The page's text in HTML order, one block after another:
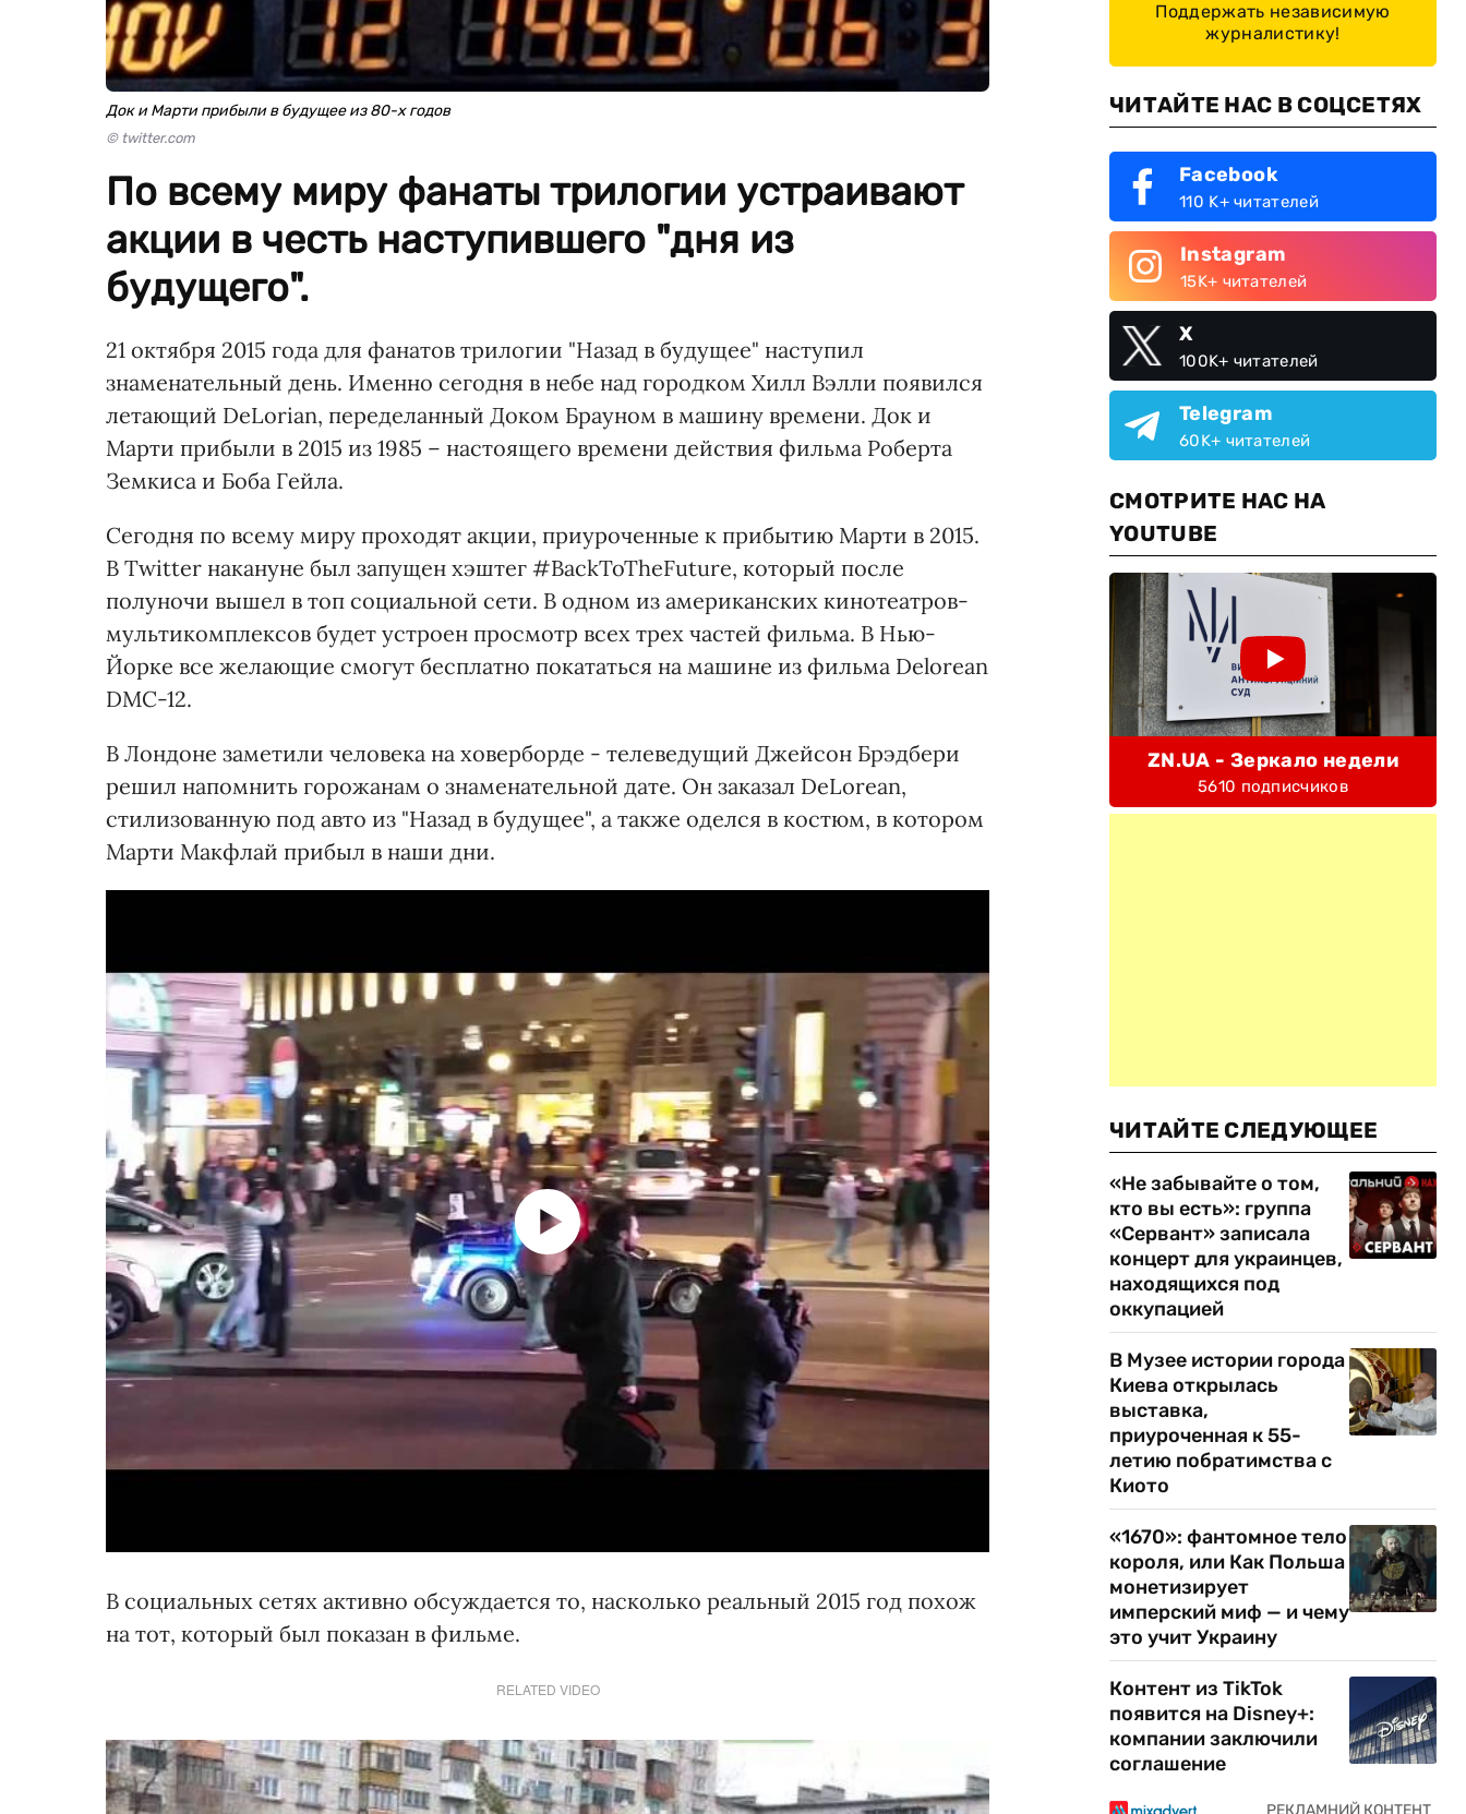
Док и Марти прибыли в будущее из 80-х годов
© twitter.com
По всему миру фанаты трилогии устраивают
акции в честь наступившего "дня из
будущего".
21 октября 2015 года для фанатов трилогии "Назад в будущее" наступил
знаменательный день. Именно сегодня в небе над городком Хилл Вэлли появился
летающий DeLorian, переделанный Доком Брауном в машину времени. Док и
Марти прибыли в 2015 из 1985 – настоящего времени действия фильма Роберта
Земкиса и Боба Гейла.
Сегодня по всему миру проходят акции, приуроченные к прибытию Марти в 2015.
В Twitter накануне был запущен хэштег #BackToTheFuture, который после
полуночи вышел в топ социальной сети. В одном из американских кинотеатров-
мультикомплексов будет устроен просмотр всех трех частей фильма. В Нью-
Йорке все желающие смогут бесплатно покататься на машине из фильма Delorean
DMC-12.
В Лондоне заметили человека на ховерборде - телеведущий Джейсон Брэдбери
решил напомнить горожанам о знаменательной дате. Он заказал DeLorean,
стилизованную под авто из "Назад в будущее", а также оделся в костюм, в котором
Марти Макфлай прибыл в наши дни.
В социальных сетях активно обсуждается то, насколько реальный 2015 год похож
на тот, который был показан в фильме.
RELATED VIDEO
Поддержать независимую
журналистику!
ЧИТАЙТЕ НАС В СОЦСЕТЯХ
Facebook
110 K+ читателей
Instagram
15K+ читателей
X
100K+ читателей
Telegram
60K+ читателей
СМОТРИТЕ НАС НА
YOUTUBE
ZN.UA - Зеркало недели
5610 подписчиков
ЧИТАЙТЕ СЛЕДУЮЩЕЕ
«Не забывайте о том,
кто вы есть»: группа
«Сервант» записала
концерт для украинцев,
находящихся под
оккупацией
В Музее истории города
Киева открылась
выставка,
приуроченная к 55-
летию побратимства с
Киото
«1670»: фантомное тело
короля, или Как Польша
монетизирует
имперский миф — и чему
это учит Украину
Контент из TikTok
появится на Disney+:
компании заключили
соглашение